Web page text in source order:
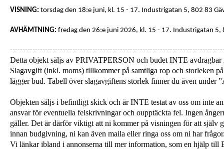
VISNING: torsdag den 18:e juni, kl. 15 - 17. Industrigatan 5, 802 83
AVHÄMTNING: fredag den 26:e juni 2026, kl. 15 - 17. Industrigatan 5,
Detta objekt säljs av PRIVATPERSON och budet INTE
Slagavgift (inkl. moms) tillkommer på samtliga rop och storleken
lägger bud. Tabell över slagavgiftens storlek finner du även under
Objekten säljs i befintligt skick och är INTE testat av oss om inte
ansvar för eventuella felskrivningar och oupptäckta fel. Ingen
gäller. Det är därför viktigt att ni kommer på visningen för att själv
innan budgivning, ni kan även maila eller ringa oss om ni har
Vi länkar ibland i annonserna till mer information, som en hjälp till